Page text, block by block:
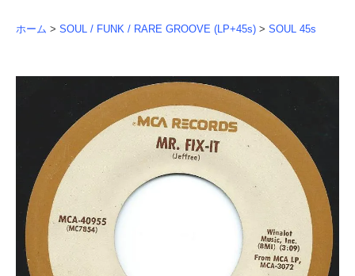
ホーム > SOUL / FUNK / RARE GROOVE (LP+45s) > SOUL 45s